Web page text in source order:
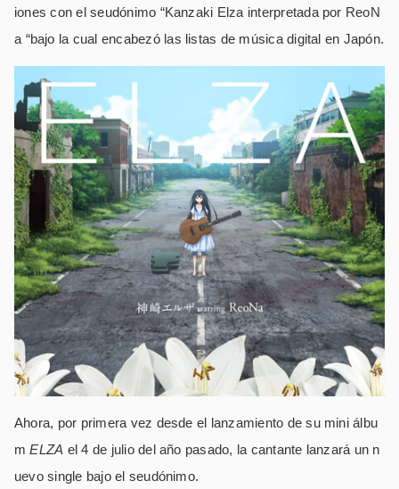
iones con el seudónimo “Kanzaki Elza interpretada por ReoN
a “bajo la cual encabezó las listas de música digital en Japón.
Ahora, por primera vez desde el lanzamiento de su mini álbu
mELZA el 4 de julio del año pasado, la cantante lanzará un n
uevo single bajo el seudónimo.